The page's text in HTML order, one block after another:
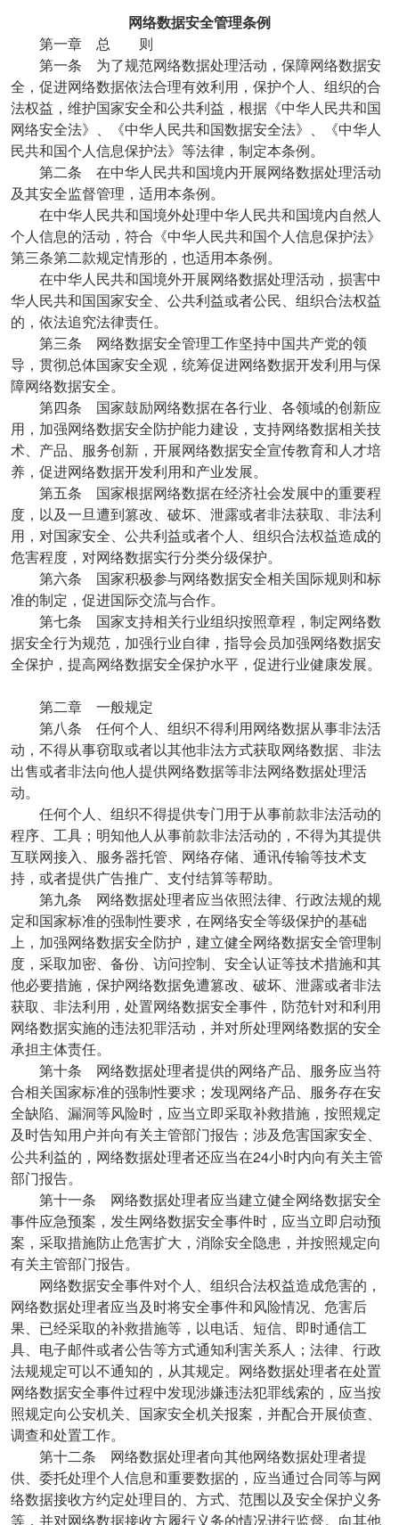
网络数据安全管理条例
第一章 总 则
第一条 为了规范网络数据处理活动，保障网络数据安
全，促进网络数据依法合理有效利用，保护个人、组织的合
法权益，维护国家安全和公共利益，根据《中华人民共和国
网络安全法》、《中华人民共和国数据安全法》、《中华人
民共和国个人信息保护法》等法律，制定本条例。
第二条 在中华人民共和国境内开展网络数据处理活动
及其安全监督管理，适用本条例。
在中华人民共和国境外处理中华人民共和国境内自然人
个人信息的活动，符合《中华人民共和国个人信息保护法》
第三条第二款规定情形的，也适用本条例。
在中华人民共和国境外开展网络数据处理活动，损害中
华人民共和国国家安全、公共利益或者公民、组织合法权益
的，依法追究法律责任。
第三条 网络数据安全管理工作坚持中国共产党的领
导，贯彻总体国家安全观，统筹促进网络数据开发利用与保
障网络数据安全。
第四条 国家鼓励网络数据在各行业、各领域的创新应
用，加强网络数据安全防护能力建设，支持网络数据相关技
术、产品、服务创新，开展网络数据安全宣传教育和人才培
养，促进网络数据开发利用和产业发展。
第五条 国家根据网络数据在经济社会发展中的重要程
度，以及一旦遭到篡改、破坏、泄露或者非法获取、非法利
用，对国家安全、公共利益或者个人、组织合法权益造成的
危害程度，对网络数据实行分类分级保护。
第六条 国家积极参与网络数据安全相关国际规则和标
准的制定，促进国际交流与合作。
第七条 国家支持相关行业组织按照章程，制定网络数
据安全行为规范，加强行业自律，指导会员加强网络数据安
全保护，提高网络数据安全保护水平，促进行业健康发展。
第二章 一般规定
第八条 任何个人、组织不得利用网络数据从事非法活
动，不得从事窃取或者以其他非法方式获取网络数据、非法
出售或者非法向他人提供网络数据等非法网络数据处理活
动。
任何个人、组织不得提供专门用于从事前款非法活动的
程序、工具；明知他人从事前款非法活动的，不得为其提供
互联网接入、服务器托管、网络存储、通讯传输等技术支
持，或者提供广告推广、支付结算等帮助。
第九条 网络数据处理者应当依照法律、行政法规的规
定和国家标准的强制性要求，在网络安全等级保护的基础
上，加强网络数据安全防护，建立健全网络数据安全管理制
度，采取加密、备份、访问控制、安全认证等技术措施和其
他必要措施，保护网络数据免遭篡改、破坏、泄露或者非法
获取、非法利用，处置网络数据安全事件，防范针对和利用
网络数据实施的违法犯罪活动，并对所处理网络数据的安全
承担主体责任。
第十条 网络数据处理者提供的网络产品、服务应当符
合相关国家标准的强制性要求；发现网络产品、服务存在安
全缺陷、漏洞等风险时，应当立即采取补救措施，按照规定
及时告知用户并向有关主管部门报告；涉及危害国家安全、
公共利益的，网络数据处理者还应当在24小时内向有关主管
部门报告。
第十一条 网络数据处理者应当建立健全网络数据安全
事件应急预案，发生网络数据安全事件时，应当立即启动预
案，采取措施防止危害扩大，消除安全隐患，并按照规定向
有关主管部门报告。
网络数据安全事件对个人、组织合法权益造成危害的，
网络数据处理者应当及时将安全事件和风险情况、危害后
果、已经采取的补救措施等，以电话、短信、即时通信工
具、电子邮件或者公告等方式通知利害关系人；法律、行政
法规规定可以不通知的，从其规定。网络数据处理者在处置
网络数据安全事件过程中发现涉嫌违法犯罪线索的，应当按
照规定向公安机关、国家安全机关报案，并配合开展侦查、
调查和处置工作。
第十二条 网络数据处理者向其他网络数据处理者提
供、委托处理个人信息和重要数据的，应当通过合同等与网
络数据接收方约定处理目的、方式、范围以及安全保护义务
等，并对网络数据接收方履行义务的情况进行监督。向其他